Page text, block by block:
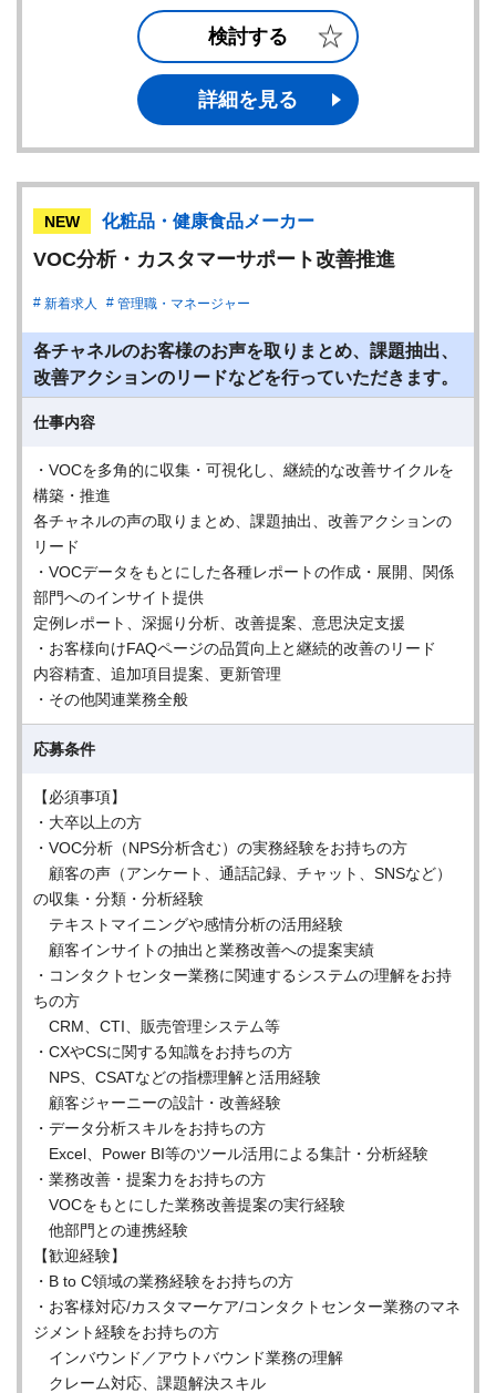
検討する
詳細を見る
NEW 化粧品・健康食品メーカー
VOC分析・カスタマーサポート改善推進
新着求人 管理職・マネージャー
各チャネルのお客様のお声を取りまとめ、課題抽出、
改善アクションのリードなどを行っていただきます。
仕事内容
・VOCを多角的に収集・可視化し、継続的な改善サイクルを
構築・推進
各チャネルの声の取りまとめ、課題抽出、改善アクションの
リード
・VOCデータをもとにした各種レポートの作成・展開、関係
部門へのインサイト提供
定例レポート、深掘り分析、改善提案、意思決定支援
・お客様向けFAQページの品質向上と継続的改善のリード
内容精査、追加項目提案、更新管理
・その他関連業務全般
応募条件
【必須事項】
・大卒以上の方
・VOC分析（NPS分析含む）の実務経験をお持ちの方
顧客の声（アンケート、通話記録、チャット、SNSなど）
の収集・分類・分析経験
テキストマイニングや感情分析の活用経験
顧客インサイトの抽出と業務改善への提案実績
・コンタクトセンター業務に関連するシステムの理解をお持
ちの方
CRM、CTI、販売管理システム等
・CXやCSに関する知識をお持ちの方
NPS、CSATなどの指標理解と活用経験
顧客ジャーニーの設計・改善経験
・データ分析スキルをお持ちの方
Excel、Power BI等のツール活用による集計・分析経験
・業務改善・提案力をお持ちの方
VOCをもとにした業務改善提案の実行経験
他部門との連携経験
【歓迎経験】
・B to C領域の業務経験をお持ちの方
・お客様対応/カスタマーケア/コンタクトセンター業務のマネ
ジメント経験をお持ちの方
インバウンド／アウトバウンド業務の理解
クレーム対応、課題解決スキル